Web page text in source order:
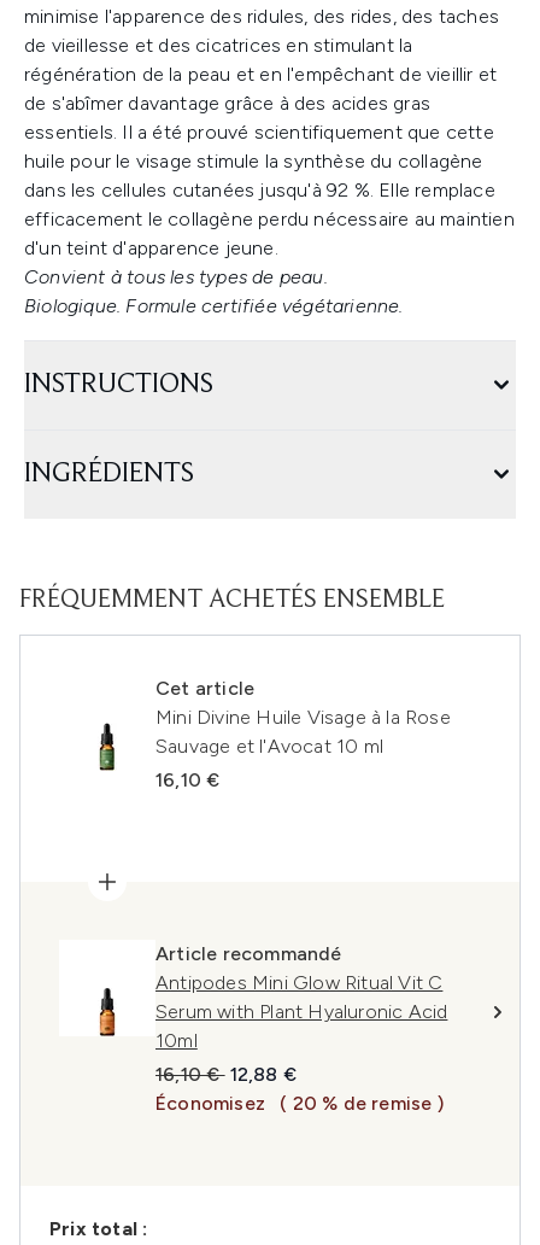
minimise l'apparence des ridules, des rides, des taches
de vieillesse et des cicatrices en stimulant la
régénération de la peau et en l'empêchant de vieillir et
de s'abîmer davantage grâce à des acides gras
essentiels. Il a été prouvé scientifiquement que cette
huile pour le visage stimule la synthèse du collagène
dans les cellules cutanées jusqu'à 92 %. Elle remplace
efficacement le collagène perdu nécessaire au maintien
d'un teint d'apparence jeune.
Convient à tous les types de peau.
Biologique. Formule certifiée végétarienne.
INSTRUCTIONS
INGRÉDIENTS
FRÉQUEMMENT ACHETÉS ENSEMBLE
Cet article
Mini Divine Huile Visage à la Rose
Sauvage et l'Avocat 10 ml
16,10 €
Article recommandé
Antipodes Mini Glow Ritual Vit C
Serum with Plant Hyaluronic Acid
10ml
Prix de vente :
16,10 € Prix ​​actuel :
12,88 €
Économisez
( 20 % de remise )
Prix ​​total :